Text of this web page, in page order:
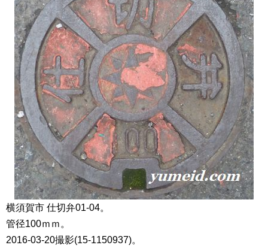
横須賀市 仕切弁01-04。
管径100ｍｍ。
2016-03-20撮影(15-1150937)。